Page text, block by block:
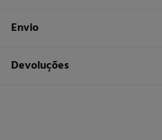
Composição
Cuidados
Envio
STANDARD
Devoluções